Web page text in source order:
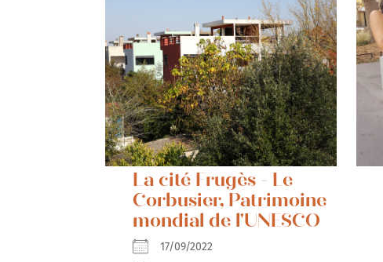
La cité Frugès - Le
Corbusier, Patrimoine
mondial de l'UNESCO
17/09/2022